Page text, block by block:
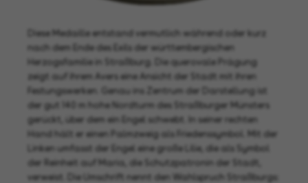
Diese Medaille entstand vermutlich während oder kurz
nach dem Ende des Exils der württembergischen
Herzogsfamilie in Straßburg. Die querovale Prägung
zeigt auf ihrem Avers eine Ansicht der Stadt mit ihren
Festungswerken. Genau ins Zentrum der Darstellung ist
der gut 140 m hohe Nordturm des Straßburger Münsters
gerückt, über dem ein Engel schwebt. In seiner rechten
Hand hält er einen Palmzweig als Friedenssymbol. Mit der
Linken umfasst der Engel eine große Lilie, die als Symbol
der Reinheit auf Maria, die Schutzpatronin der Stadt,
verweist. Die Umschrift nennt den Wahlspruch Straßburgs: